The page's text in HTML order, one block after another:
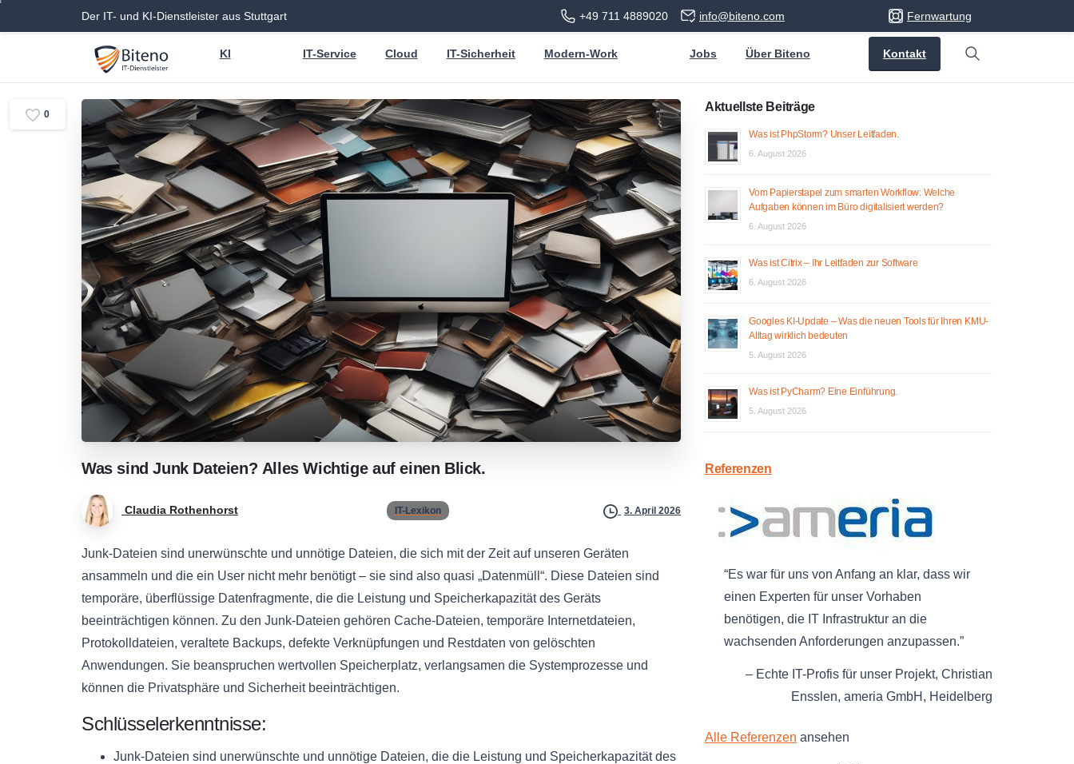
Der IT- und KI-Dienstleister aus Stuttgart +49 711 4889020 info@biteno.com Fernwartung
KI IT-Service Cloud IT-Sicherheit Modern-Work Jobs Über Biteno Kontakt
Search
Was sind Junk Dateien? Alles Wichtige auf einen Blick.
Claudia Rothenhorst IT-Lexikon 3. April 2026
Junk-Dateien sind unerwünschte und unnötige Dateien, die sich mit der Zeit auf unseren Geräten
ansammeln und die ein User nicht mehr benötigt – sie sind also quasi „Datenmüll“. Diese Dateien sind
temporäre, überflüssige Datenfragmente, die die Leistung und Speicherkapazität des Geräts
beeinträchtigen können. Zu den Junk-Dateien gehören Cache-Dateien, temporäre Internetdateien,
Protokolldateien, veraltete Backups, defekte Verknüpfungen und Restdaten von gelöschten
Anwendungen. Sie beanspruchen wertvollen Speicherplatz, verlangsamen die Systemprozesse und
können die Privatsphäre und Sicherheit beeinträchtigen.
Schlüsselerkenntnisse:
Junk-Dateien sind unerwünschte und unnötige Dateien, die die Leistung und Speicherkapazität des
0
Aktuellste Beiträge
Was ist PhpStorm? Unser Leitfaden.
6. August 2026
Vom Papierstapel zum smarten Workflow: Welche
Aufgaben können im Büro digitalisiert werden?
6. August 2026
Was ist Citrix – Ihr Leitfaden zur Software
6. August 2026
Googles KI-Update – Was die neuen Tools für Ihren KMU-
Alltag wirklich bedeuten
5. August 2026
Was ist PyCharm? Eine Einführung.
5. August 2026
Referenzen
Es war für uns von Anfang an klar, dass wir
einen Experten für unser Vorhaben
benötigen, die IT Infrastruktur an die
wachsenden Anforderungen anzupassen.
Echte IT-Profis für unser Projekt Christian
Ensslen ameria GmbH Heidelberg
Alle Referenzen ansehen